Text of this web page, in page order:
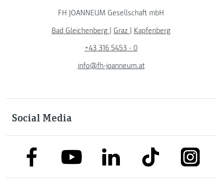
FH JOANNEUM Gesellschaft mbH
Bad Gleichenberg | Graz | Kapfenberg
+43 316 5453 - 0
info@fh-joanneum.at
Social Media
link to facebooklink to youtubelink to linkedinlink to tiktok link to